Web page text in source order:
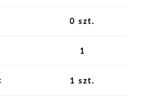
0 szt.
1
1 szt.